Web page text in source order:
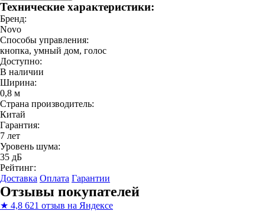
Технические характеристики:
Бренд:
Novo
Способы управления:
кнопка, умный дом, голос
Доступно:
В наличии
Ширина:
0,8 м
Страна производитель:
Китай
Гарантия:
7 лет
Уровень шума:
35 дБ
Рейтинг:
Доставка Оплата Гарантии
Отзывы покупателей
★ 4,8 621 отзыв на Яндексе